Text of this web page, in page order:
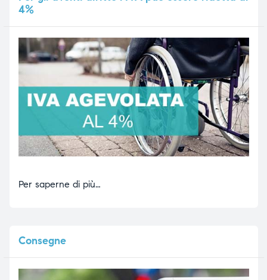
4%
Per saperne di più…
Consegne